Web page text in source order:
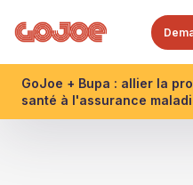
GoJoe + Bupa : allier la
santé à l'assurance